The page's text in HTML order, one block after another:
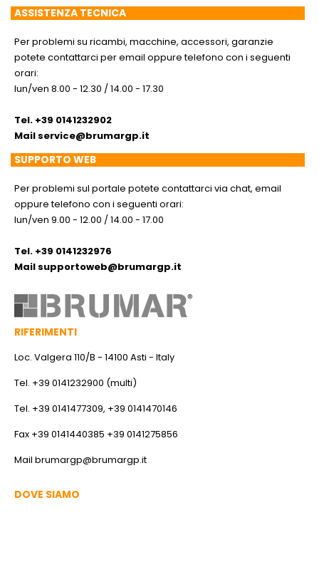
ASSISTENZA TECNICA
Per problemi su ricambi, macchine, accessori, garanzie
potete contattarci per email oppure telefono con i seguenti
orari:
lun/ven 8.00 - 12.30 / 14.00 - 17.30
Tel. +39 0141232902
Mail service@brumargp.it
SUPPORTO WEB
Per problemi sul portale potete contattarci via chat, email
oppure telefono con i seguenti orari:
lun/ven 9.00 - 12.00 / 14.00 - 17.00
Tel. +39 0141232976
Mail supportoweb@brumargp.it
RIFERIMENTI
Loc. Valgera 110/B - 14100 Asti - Italy
Tel. +39 0141232900 (multi)
Tel. +39 0141477309, +39 0141470146
Fax +39 0141440385 +39 0141275856
Mail brumargp@brumargp.it
DOVE SIAMO